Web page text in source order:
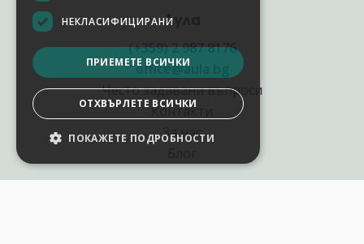
Аула
(+359) 2 987 8176
office@aula.bg
Често задавани въпроси
Контакти
За нас
НЕКЛАСИФИЦИРАНИ
ПРИЕМЕТЕ ВСИЧКИ
ОТХВЪРЛЕТЕ ВСИЧКИ
ПОКАЖЕТЕ ПОДРОБНОСТИ